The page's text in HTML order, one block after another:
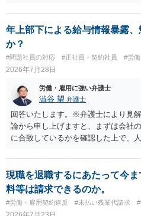
年上部下による給与情報暴露
か？
#問題社員の対応 #正社員・契約社員 #労
2026年7月28日
労働・雇用に強い弁護士
澁谷 望 弁護士
回答いたします。※弁護士により見
論から申し上げますと、まずは会社
に合致しているかを確認した上で、
ものの、重い懲戒処分の対象には十
については、会社側に「部下の不正
定させ、誤認した他部署への適切な
です。 あるいは、懲戒があったこと
ならば、それにより軽微ながら回復
現職を退職するにあたって今
料等は請求できるのか。
#労働・雇用契約違反 #未払い残業代請求